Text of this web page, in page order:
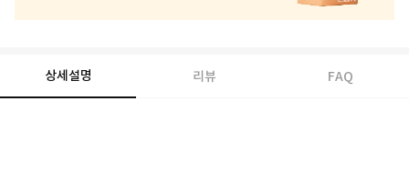
상세설명 리뷰 FAQ